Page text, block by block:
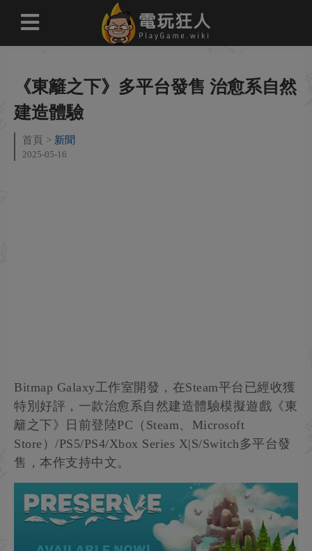
《東籬之下》多平台發售 治愈系自然
建造體驗
首頁 新聞
2025-05-16
Bitmap Galaxy工作室開發，在Steam平台已經收獲
特別好評，一款治愈系自然建造體驗模擬遊戲《東
籬之下》日前登陸PC（Steam、Microsoft
Store）/PS5/PS4/Xbox Series X|S/Switch多平台發
售，本作支持中文。